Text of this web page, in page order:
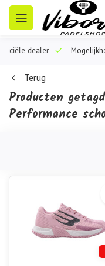
dealer Mogelijkheid
Terug
Producten
Performance